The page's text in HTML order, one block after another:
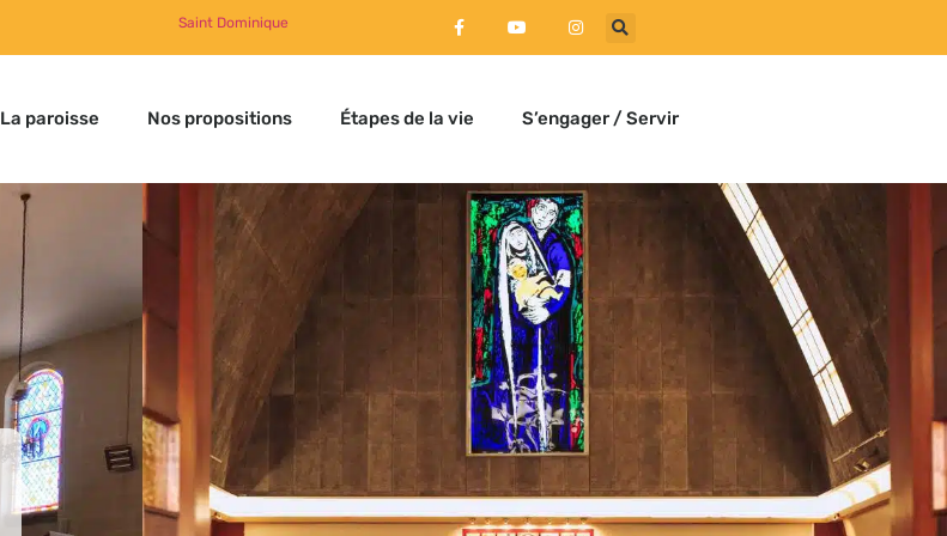
Saint Dominique
La paroisse Nos propositions Étapes de la vie S’engager / Servir